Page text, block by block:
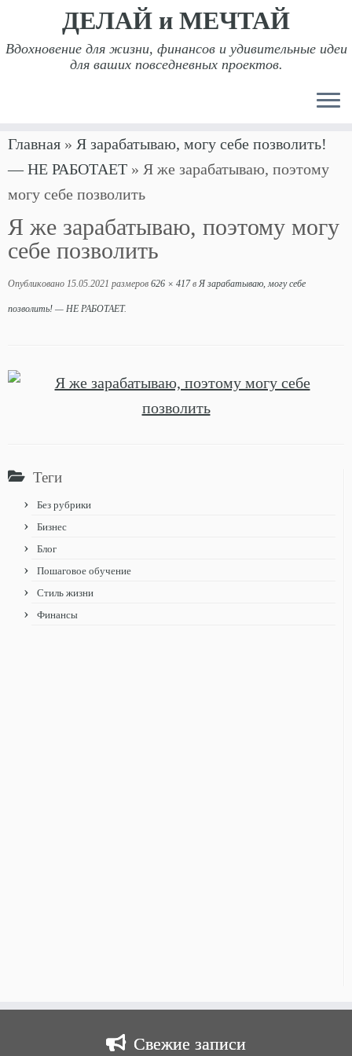
Перейти
содержимому
ДЕЛАЙ и МЕЧТАЙ
Вдохновение для жизни, финансов и удивительные идеи
для ваших повседневных проектов.
Главная » Я зарабатываю, могу себе позволить!
— НЕ РАБОТАЕТ » Я же зарабатываю, поэтому
могу себе позволить
Я же зарабатываю, поэтому могу
себе позволить
Опубликовано 15.05.2021 размеров 626 × 417вЯ зарабатываю, могу себе
позволить! — НЕ РАБОТАЕТ.
Теги
Без рубрики
Бизнес
Блог
Пошаговое обучение
Стиль жизни
Финансы
Свежие записи